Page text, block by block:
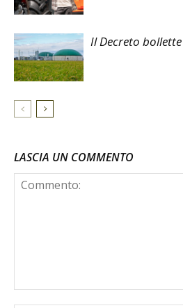
Il Decreto
LASCIA UN COMMENTO